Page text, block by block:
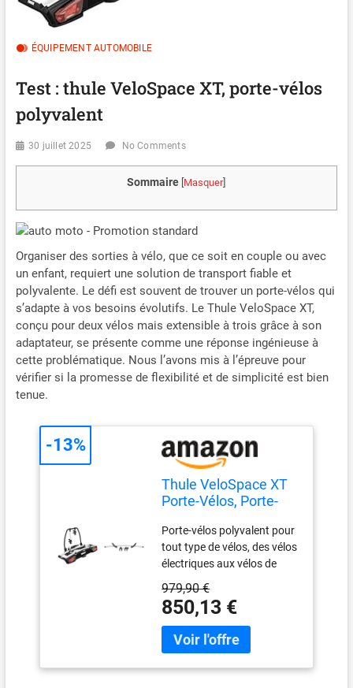
ÉQUIPEMENT AUTOMOBILE
Test : thule VeloSpace XT, porte-vélos
polyvalent
30 juillet 2025 No Comments
Sommaire Masquer]
Organiser des sorties à vélo, que ce soit en couple ou avec
un enfant, requiert une solution de transport fiable et
polyvalente. Le défi est souvent de trouver un porte-vélos qui
s’adapte à vos besoins évolutifs. Le Thule VeloSpace XT,
conçu pour deux vélos mais extensible à trois grâce à son
adaptateur, se présente comme une réponse ingénieuse à
cette problématique. Nous l’avons mis à l’épreuve pour
vérifier si la promesse de flexibilité et de simplicité est bien
tenue.
Thule VeloSpace XT
Porte-Vélos, Porte-
vélos avec
adaptateur pour 3e
vélo
Porte-vélos polyvalent pour
tout type de vélos, des vélos
électriques aux vélos de
grande taille en passant par
les vélos pour enfants Poids
du porte-vélo : 18.7 kg /
Capacité de charge : 60 Kg /
Poids max. par vélo : 30 kg
979,90 €
850,13 €
-13%